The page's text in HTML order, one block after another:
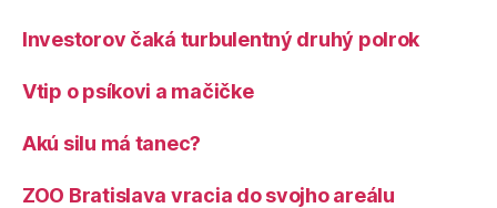
Investorov čaká turbulentný druhý polrok
Vtip o psíkovi a mačičke
Akú silu má tanec?
ZOO Bratislava vracia do svojho areálu